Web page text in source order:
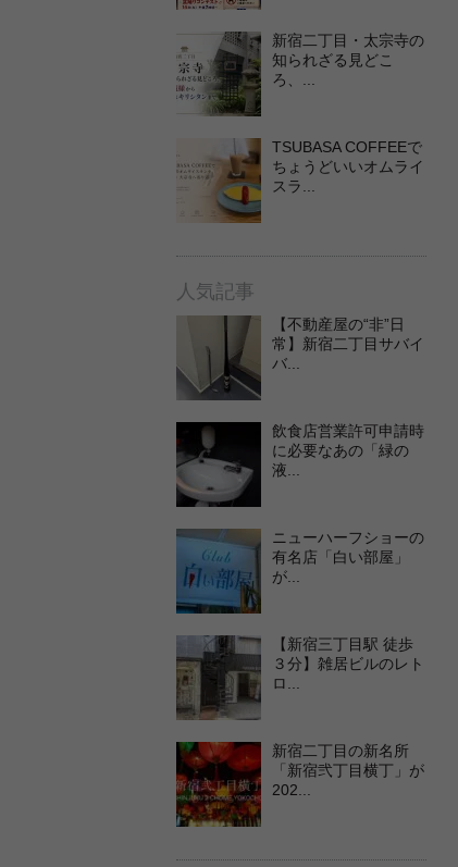
新宿二丁目・太宗寺の
知られざる見どこ
ろ、...
TSUBASA COFFEEで
ちょうどいいオムライ
スラ...
人気記事
【不動産屋の“非”日
常】新宿二丁目サバイ
バ...
飲食店営業許可申請時
に必要なあの「緑の
液...
ニューハーフショーの
有名店「白い部屋」
が...
【新宿三丁目駅 徒歩
３分】雑居ビルのレト
ロ...
新宿二丁目の新名所
「新宿弐丁目横丁」が
202...